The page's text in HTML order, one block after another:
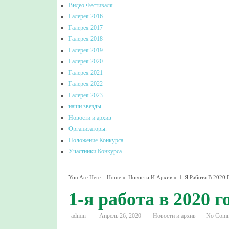
Видео Фестиваля
Галерея 2016
Галерея 2017
Галерея 2018
Галерея 2019
Галерея 2020
Галерея 2021
Галерея 2022
Галерея 2023
наши звезды
Новости и архив
Организаторы.
Положение Конкурса
Участники Конкурса
You Are Here : Home» Новости И Архив» 1-Я Работа В 2020
1-я работа в 2020
admin Апрель 26, 2020 Новости и архив No